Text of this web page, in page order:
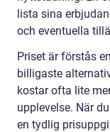
lista sina
och eventuella
Priset är förstås
billigaste
kostar ofta lite
upplevelse. När
en tydlig